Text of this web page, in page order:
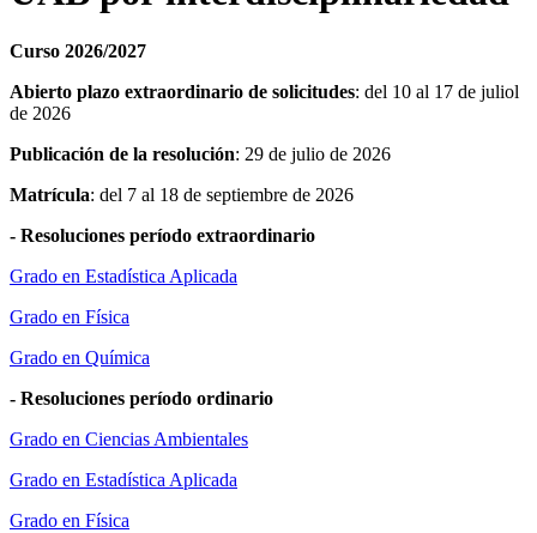
Curso 2026/2027
Abierto plazo extraordinario de solicitudes: del 10 al 17 de juliol
de 2026
Publicación de la resolución: 29 de julio de 2026
Matrícula: del 7 al 18 de septiembre de 2026
- Resoluciones período extraordinario
Grado en Estadística Aplicada
Grado en Física
Grado en Química
- Resoluciones período ordinario
Grado en Ciencias Ambientales
Grado en Estadística Aplicada
Grado en Física